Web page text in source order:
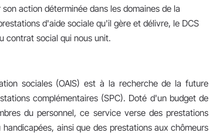
action déterminée dans les domaines de la
d'aide sociale qu'il gère et délivre, le DCS
contrat social qui nous unit.
sociales (OAIS) est à la recherche de la future
complémentaires (SPC). Doté d'un budget de
du personnel, ce service verse des prestations
ainsi que des prestations aux chômeurs